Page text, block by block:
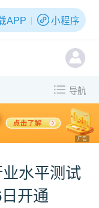
APP 小程序
导航
广告
水平测试
开通